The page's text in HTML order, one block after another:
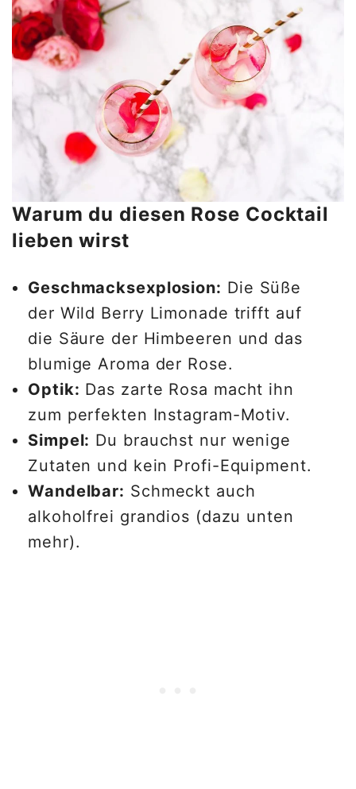
Warum du diesen Rose Cocktail
lieben wirst
Geschmacksexplosion: Die Süße
der Wild Berry Limonade trifft auf
die Säure der Himbeeren und das
blumige Aroma der Rose.
Optik: Das zarte Rosa macht ihn
zum perfekten Instagram-Motiv.
Simpel: Du brauchst nur wenige
Zutaten und kein Profi-Equipment.
Wandelbar: Schmeckt auch
alkoholfrei grandios (dazu unten
mehr).